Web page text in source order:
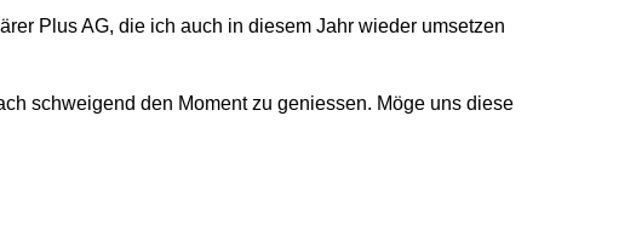
Plus AG, die ich auch in diesem Jahr wieder umsetzen
schweigend den Moment zu geniessen. Möge uns diese